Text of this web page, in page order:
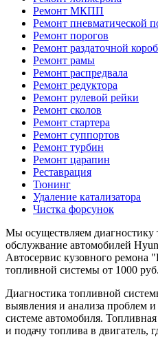
Ремонт МКПП
Ремонт пневматической
Ремонт порогов
Ремонт раздаточной
Ремонт рамы
Ремонт распредвала
Ремонт редуктора
Ремонт рулевой рейки
Ремонт сколов
Ремонт стартера
Ремонт суппортов
Ремонт турбин
Ремонт царапин
Реставрация
Тюнинг
Удаление катализатора
Чистка форсунок
Мы осуществляем диагностику
обслужвание автомобилей
Автосервис кузовного ремона
топливной системы от 1000 руб.
Диагностика топливной
выявления и анализа проблем
системе автомобиля.
и подачу топлива в двигатель,